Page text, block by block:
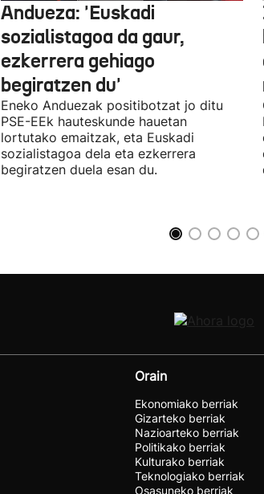
Andueza: 'Euskadi
sozialistagoa da gaur,
ezkerrera gehiago
begiratzen du'
Eneko Anduezak positibotzat jo ditu
PSE-EEk hauteskunde hauetan
lortutako emaitzak, eta Euskadi
sozialistagoa dela eta ezkerrera
begiratzen duela esan du.
Orain
Ekonomiako berriak
Gizarteko berriak
Nazioarteko berriak
Politikako berriak
Kulturako berriak
Teknologiako berriak
Osasuneko berriak